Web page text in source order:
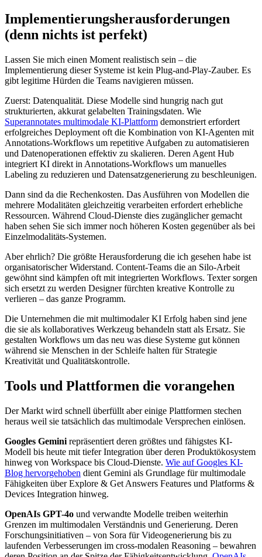
Implementierungsherausforderungen
(denn nichts ist perfekt)
Lassen Sie mich einen Moment realistisch sein – die
Implementierung dieser Systeme ist kein Plug-and-Play-Zauber. Es
gibt legitime Hürden die Teams navigieren müssen.
Zuerst: Datenqualität. Diese Modelle sind hungrig nach gut
strukturierten, akkurat gelabelten Trainingsdaten. Wie
Superannotates multimodale KI-Plattform demonstriert erfordert
erfolgreiches Deployment oft die Kombination von KI-Agenten mit
Annotations-Workflows um repetitive Aufgaben zu automatisieren
und Datenoperationen effektiv zu skalieren. Deren Agent Hub
integriert KI direkt in Annotations-Workflows um manuelles
Labeling zu reduzieren und Datensatzgenerierung zu beschleunigen.
Dann sind da die Rechenkosten. Das Ausführen von Modellen die
mehrere Modalitäten gleichzeitig verarbeiten erfordert erhebliche
Ressourcen. Während Cloud-Dienste dies zugänglicher gemacht
haben sehen Sie sich immer noch höheren Kosten gegenüber als bei
Einzelmodalitäts-Systemen.
Aber ehrlich? Die größte Herausforderung die ich gesehen habe ist
organisatorischer Widerstand. Content-Teams die an Silo-Arbeit
gewöhnt sind kämpfen oft mit integrierten Workflows. Texter sorgen
sich ersetzt zu werden Designer fürchten kreative Kontrolle zu
verlieren – das ganze Programm.
Die Unternehmen die mit multimodaler KI Erfolg haben sind jene
die sie als kollaboratives Werkzeug behandeln statt als Ersatz. Sie
gestalten Workflows um das neu was diese Systeme gut können
während sie Menschen in der Schleife halten für Strategie
Kreativität und Qualitätskontrolle.
Tools und Plattformen die vorangehen
Der Markt wird schnell überfüllt aber einige Plattformen stechen
heraus weil sie tatsächlich das multimodale Versprechen einlösen.
Googles Gemini repräsentiert deren größtes und fähigstes KI-
Modell bis heute mit tiefer Integration über deren Produktökosystem
hinweg von Workspace bis Cloud-Dienste. Wie auf Googles KI-
Blog hervorgehoben dient Gemini als Grundlage für multimodale
Fähigkeiten über Explore & Get Answers Features und Platforms &
Devices Integration hinweg.
OpenAIs GPT-4o und verwandte Modelle treiben weiterhin
Grenzen im multimodalen Verständnis und Generierung. Deren
Forschungsinitiativen – von Sora für Videogenerierung bis zu
laufenden Verbesserungen im cross-modalen Reasoning – bewahren